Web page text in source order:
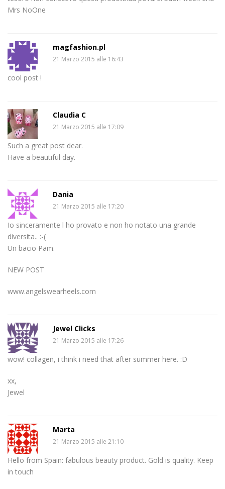
Mrs NoOne
magfashion.pl
21 Marzo 2015 alle 16:43
cool post !
Claudia C
21 Marzo 2015 alle 17:09
Such a great post dear.
Have a beautiful day.
Dania
21 Marzo 2015 alle 17:20
Io sinceramente l ho provato e non ho notato una grande
diversita.. :-(
Un bacio Pam.
NEW POST
www.angelswearheels.com
Jewel Clicks
21 Marzo 2015 alle 17:26
wow! collagen, i think i need that after summer here. :D
xx,
Jewel
Marta
21 Marzo 2015 alle 21:10
Hello from Spain: fabulous beauty product. Gold is quality. Keep
in touch